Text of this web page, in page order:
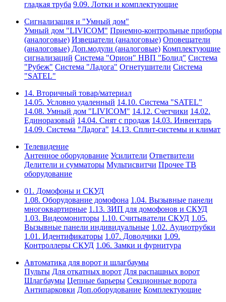
гладкая труба 9.09. Лотки и комплектующие
Сигнализация и "Умный дом"
Умный дом "LIVICOM" Приемно-контрольные приборы
(аналоговые) Извещатели (аналоговые) Оповещатели
(аналоговые) Доп.модули (аналоговые) Комплектующие
сигнализаций Система "Орион" НВП "Болид" Система
"Рубеж" Система "Ладога" Огнетушители Система
"SATEL"
14. Вторичный товар/материал
14.05. Условно удаленный 14.10. Система "SATEL"
14.08. Умный дом "LIVICOM" 14.12. Счетчики 14.02.
Единоразовый 14.04. Снят с продаж 14.03. Инвентарь
14.09. Система "Ладога" 14.13. Сплит-системы и климат
Телевидение
Антенное оборудование Усилители Ответвители
Делители и сумматоры Мультисвитчи Прочее ТВ
оборудование
01. Домофоны и СКУД
1.08. Оборудование домофона 1.04. Вызывные панели
многоквартирные 1.13. ЗИП для домофонов и СКУД
1.03. Видеомониторы 1.10. Считыватели СКУД 1.05.
Вызывные панели индивидуальные 1.02. Аудиотрубки
1.01. Идентификаторы 1.07. Доводчики 1.09.
Контроллеры СКУД 1.06. Замки и фурнитура
Автоматика для ворот и шлагбаумы
Пульты Для откатных ворот Для распашных ворот
Шлагбаумы Цепные барьеры Секционные ворота
Антипарковки Доп.оборудование Комплектующие